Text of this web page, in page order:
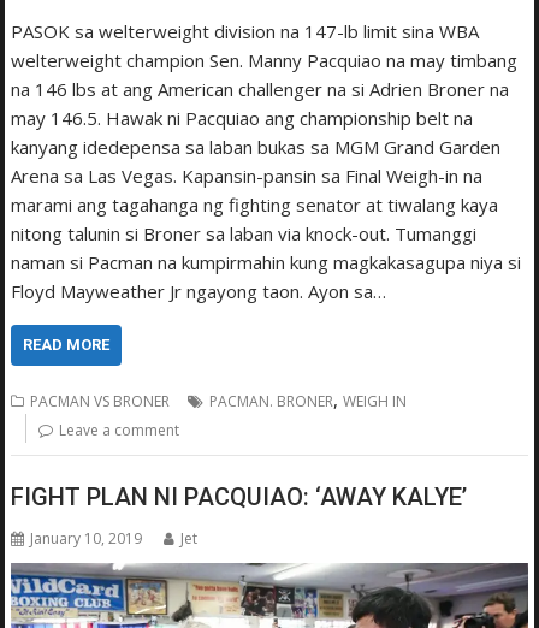
PASOK sa welterweight division na 147-lb limit sina WBA
welterweight champion Sen. Manny Pacquiao na may timbang
na 146 lbs at ang American challenger na si Adrien Broner na
may 146.5. Hawak ni Pacquiao ang championship belt na
kanyang idedepensa sa laban bukas sa MGM Grand Garden
Arena sa Las Vegas. Kapansin-pansin sa Final Weigh-in na
marami ang tagahanga ng fighting senator at tiwalang kaya
nitong talunin si Broner sa laban via knock-out. Tumanggi
naman si Pacman na kumpirmahin kung magkakasagupa niya si
Floyd Mayweather Jr ngayong taon. Ayon sa…
READ MORE
PACMAN VS BRONER PACMAN. BRONER,WEIGH IN
Leave a comment
FIGHT PLAN NI PACQUIAO: ‘AWAY KALYE’
January 10, 2019 Jet